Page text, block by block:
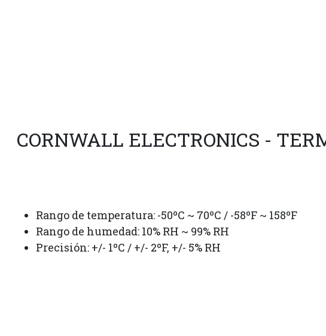
CORNWALL ELECTRONICS -
Rango de temperatura: -50ºC ~ 70ºC / -58ºF ~ 158ºF
Rango de humedad: 10% RH ~ 99% RH
Precisión: +/- 1ºC / +/- 2ºF, +/- 5% RH